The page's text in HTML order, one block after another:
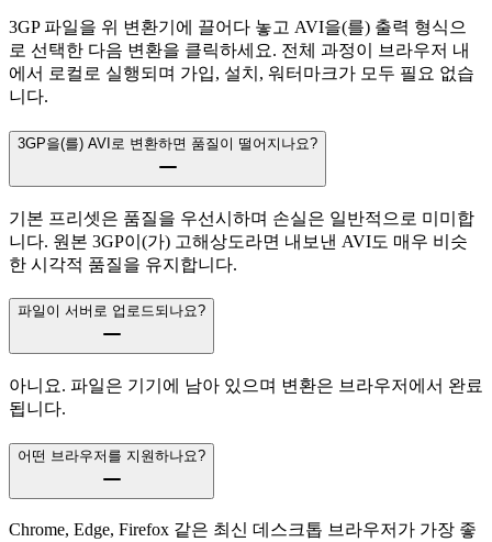
3GP 파일을 위 변환기에 끌어다 놓고 AVI을(를) 출력 형식으
로 선택한 다음 변환을 클릭하세요. 전체 과정이 브라우저 내
에서 로컬로 실행되며 가입, 설치, 워터마크가 모두 필요 없습
니다.
3GP을(를) AVI로 변환하면 품질이 떨어지나요?
기본 프리셋은 품질을 우선시하며 손실은 일반적으로 미미합
니다. 원본 3GP이(가) 고해상도라면 내보낸 AVI도 매우 비슷
한 시각적 품질을 유지합니다.
파일이 서버로 업로드되나요?
아니요. 파일은 기기에 남아 있으며 변환은 브라우저에서 완료
됩니다.
어떤 브라우저를 지원하나요?
Chrome, Edge, Firefox 같은 최신 데스크톱 브라우저가 가장 좋